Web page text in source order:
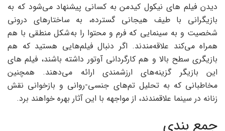
دیدن فیلم های نیکول کیدمن به کسانی پیشنهاد می‌شود که به
بازیگرانی با طیف هیجانی گسترده، به ساختارهای درونی
شخصیت و به سینمایی که فرم و محتوا را به‌شکل منطقی با هم
همراه می‌کند علاقه‌مندند. اگر دنبال فیلم‌هایی هستید که هم
بازیگری سطح بالا و هم کارگردانی آوتور داشته باشند، فیلم های
این بازیگر گزینه‌های ارزشمندی ارائه می‌دهند. همچنین
مخاطبانی که به تحلیل تم‌های جنسی-روانی و بازخوانی نقش
زنانه در سینما علاقمندند، از مواجهه با این آثار بهره خواهند برد.
جمع بندی